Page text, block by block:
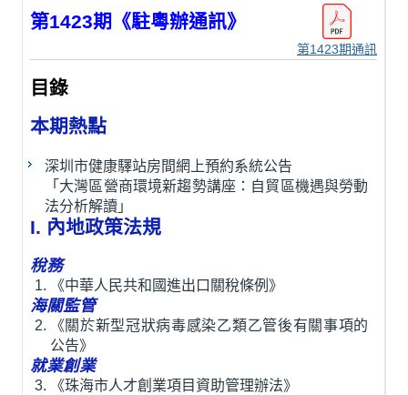
第1423期通訊
第1423期《駐粵辦通訊》
目錄
本期熱點
深圳市健康驛站房間網上預約系統公告
「大灣區營商環境新趨勢講座：自貿區機遇與勞動
法分析解讀」
I. 內地政策法規
稅務
《中華人民共和國進出口關稅條例》
海關監管
《關於新型冠狀病毒感染乙類乙管後有關事項的
公告》
就業創業
《珠海市人才創業項目資助管理辦法》